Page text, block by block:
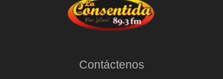
Contáctenos